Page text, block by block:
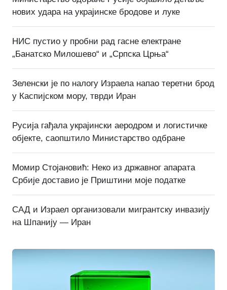
нових удара на украјинске бродове и луке
НИС пустио у пробни рад гасне електране
„Банатско Милошево“ и „Српска Црња“
Зеленски је по налогу Израела напао теретни брод
у Каспијском мору, тврди Иран
Русија гађала украјински аеродром и логистичке
објекте, саопштило Министарство одбране
Момир Стојановић: Неко из државног апарата
Србије доставио је Приштини моје податке
САД и Израел организовали мигрантску инвазију
на Шпанију — Иран